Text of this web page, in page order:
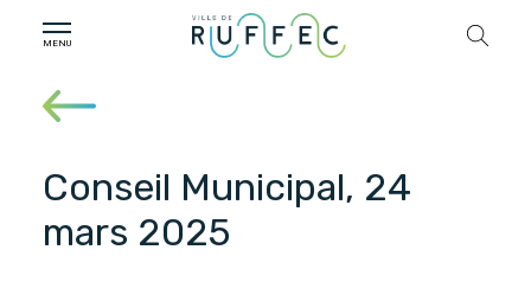
Conseil Municipal, 24
mars 2025